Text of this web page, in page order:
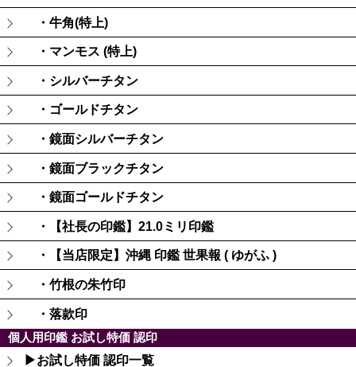
・牛角(特上)
・マンモス (特上)
・シルバーチタン
・ゴールドチタン
・鏡面シルバーチタン
・鏡面ブラックチタン
・鏡面ゴールドチタン
・【社長の印鑑】21.0ミリ印鑑
・【当店限定】沖縄 印鑑 世果報 ( ゆがふ )
・竹根の朱竹印
・落款印
個人用印鑑 お試し特価 認印
▶お試し特価 認印一覧